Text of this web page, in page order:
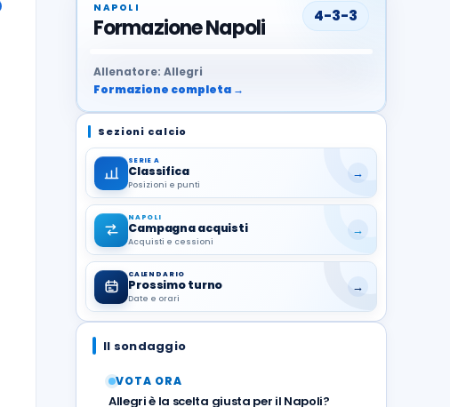
NAPOLI
Formazione Napoli 4-3-3
Allenatore: Allegri
Formazione completa →
Sezioni calcio
SERIE A
Classifica
Posizioni e punti
→
NAPOLI
Campagna acquisti
Acquisti e cessioni
→
CALENDARIO
Prossimo turno
Date e orari
→
Il sondaggio
VOTA ORA
Allegri è la scelta giusta per il Napoli?